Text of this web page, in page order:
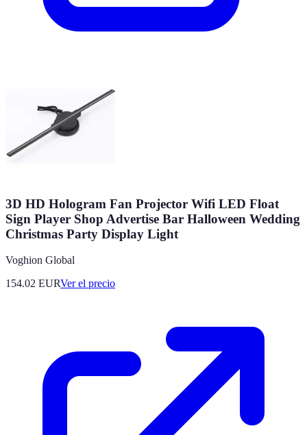
3D HD Hologram Fan Projector Wifi LED Float
Sign Player Shop Advertise Bar Halloween Wedding
Christmas Party Display Light
Voghion Global
154.02 EURVer el precio